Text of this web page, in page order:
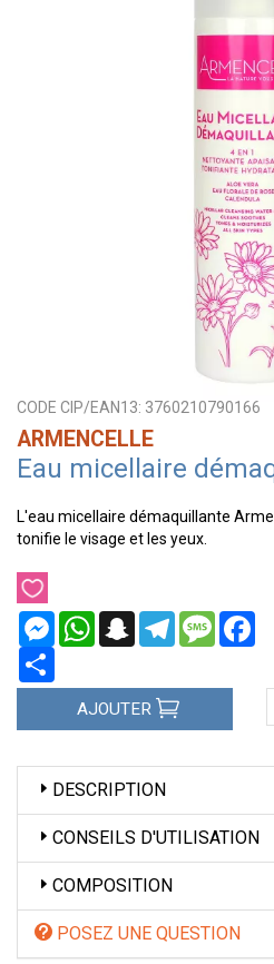
CODE CIP/EAN13: 3760210790166
ARMENCELLE
Eau micellaire
L'eau micellaire démaquillante
tonifie le visage et les yeux.
MessengerWhatsAppSnapchatTelegramMessage
AJOUTER
DESCRIPTION
CONSEILS D'UTILISATION
COMPOSITION
POSEZ UNE QUESTION